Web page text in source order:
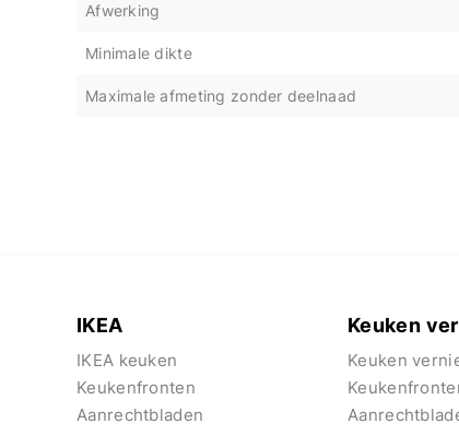
Afwerking
Minimale dikte
Maximale afmeting zonder deelnaad
IKEA
IKEA keuken
Keukenfronten
Aanrechtbladen
Keuken
Keuken